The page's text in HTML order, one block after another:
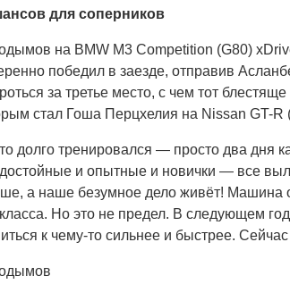
для соперников
на BMW M3 Competition (G80)
победил в заезде, отправив
за третье место, с чем тот
стал Гоша Перцхелия на Nissan GT-R
долго тренировался — просто два дня
и опытные и новички — все
а наше безумное дело живёт! Машина
Но это не предел. В следующем
к чему-то сильнее и быстрее.